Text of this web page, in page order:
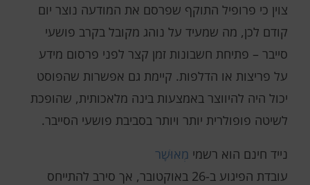
צוין כי פרופיל התוקף שפרסם את המודעה נוצר יום
קודם לכן, מה שמעיד על נוהג מקובל בקרב פושעי
סייבר – פתיחת חשבונות זמן קצר לפני פרסום מידע
על פריצות או הדלפות. קיימת גם אפשרות שהפוסט
יכול היה להיווצר באמצעות בינה מלאכותית, שהופכת
לשיטה פופולרית יותר ויותר בסביבת פושעי הסייבר.
נייד חינם הוא רשמי מְאוּשָׁר
עובדת הפיגוע ב-26 באוקטובר, אך סירב להתייחס